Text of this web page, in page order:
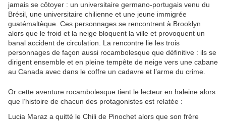
jamais se côtoyer : un universitaire germano-portugais venu du
Brésil, une universitaire chilienne et une jeune immigrée
guatémaltèque. Ces personnages se rencontrent à Brooklyn
alors que le froid et la neige bloquent la ville et provoquent un
banal accident de circulation. La rencontre lie les trois
personnages de façon aussi rocambolesque que définitive : ils se
dirigent ensemble et en pleine tempête de neige vers une cabane
au Canada avec dans le coffre un cadavre et l’arme du crime.
Or cette aventure rocambolesque tient le lecteur en haleine alors
que l’histoire de chacun des protagonistes est relatée :
Lucia Maraz a quitté le Chili de Pinochet alors que son frère